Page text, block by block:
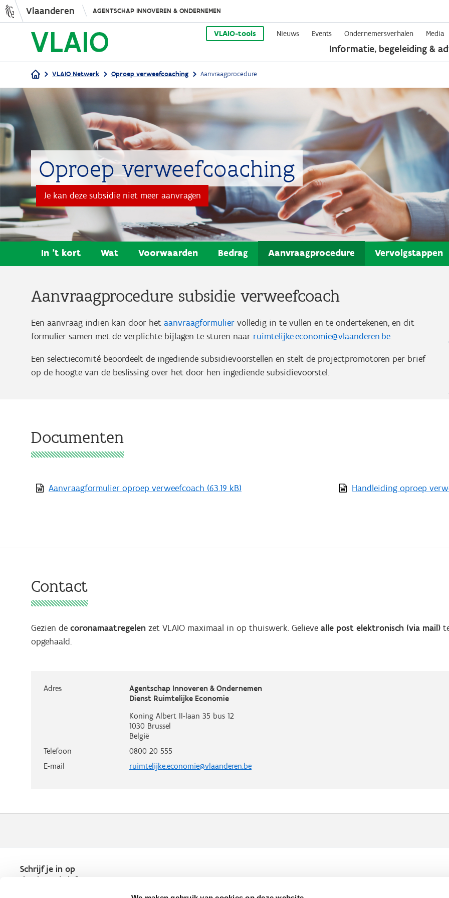
Overslaan
en
naar
de
Vlaanderen AGENTSCHAP INNOVEREN & ONDERNEMEN
VLAIO-tools Nieuws Events Ondernemersverhalen Media
Informatie, begeleiding &
Kruimelpad
VLAIO Netwerk Oproep verweefcoaching Aanvraagprocedure
Oproep verweefcoaching
Je kan deze subsidie niet meer aanvragen
In 't kort Wat Voorwaarden Bedrag Aanvraagprocedure Vervolgstappen
Aanvraagprocedure subsidie verweefcoach
Een aanvraag indien kan door het aanvraagformulier volledig in te vullen en te ondertekenen, en dit
formulier samen met de verplichte bijlagen te sturen naar ruimtelijke.economie@vlaanderen.be.
Een selectiecomité beoordeelt de ingediende subsidievoorstellen en stelt de projectpromotoren per brief
op de hoogte van de beslissing over het door hen ingediende subsidievoorstel.
Documenten
Aanvraagformulier oproep verweefcoach (63.19 kB) Handleiding oproep
Contact
Gezien de coronamaatregelen zet VLAIO maximaal in op thuiswerk. Gelieve alle post elektronisch (via mail)
opgehaald.
Adres
Agentschap Innoveren & Ondernemen
Dienst Ruimtelijke Economie
Koning Albert II-laan 35 bus 12
1030 Brussel
België
Telefoon
0800 20 555
E-mail
ruimtelijke.economie@vlaanderen.be
Schrijf je in op
de nieuwsbrief